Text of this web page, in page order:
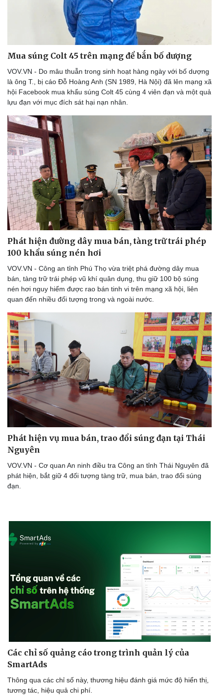
Doanh nghiệp
Thông tin doanh nghiệp
Doanh nghiệp 24h
Doanh nhân
Vì cộng đồng
Công nghệ
Sành điệu
Tin Công nghệ
Trải nghiệm
Chuyển đổi số
Mua súng Colt 45 trên mạng để bắn bố dượng
VOV.VN - Do mâu thuẫn trong sinh hoạt hàng ngày với bố dượng
là ông T., bị cáo Đỗ Hoàng Anh (SN 1989, Hà Nội) đã lên mạng xã
hội Facebook mua khẩu súng Colt 45 cùng 4 viên đạn và một quả
lựu đạn với mục đích sát hại nạn nhân.
Phát hiện đường dây mua bán, tàng trữ trái phép
100 khẩu súng nén hơi
VOV.VN - Công an tỉnh Phú Thọ vừa triệt phá đường dây mua
bán, tàng trữ trái phép vũ khí quân dụng, thu giữ 100 bộ súng
nén hơi nguy hiểm được rao bán tinh vi trên mạng xã hội, liên
quan đến nhiều đối tượng trong và ngoài nước.
Phát hiện vụ mua bán, trao đổi súng đạn tại Thái
Nguyên
VOV.VN - Cơ quan An ninh điều tra Công an tỉnh Thái Nguyên đã
phát hiện, bắt giữ 4 đối tượng tàng trữ, mua bán, trao đổi súng
đạn.
Các chỉ số quảng cáo trong trình quản lý của
SmartAds
Thông qua các chỉ số này, thương hiệu đánh giá mức độ hiển thị,
tương tác, hiệu quả chi phí.